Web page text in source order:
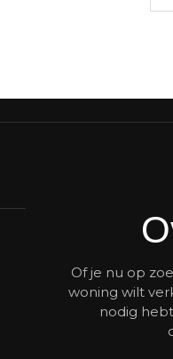
Of je nu op
woning wilt
nodig